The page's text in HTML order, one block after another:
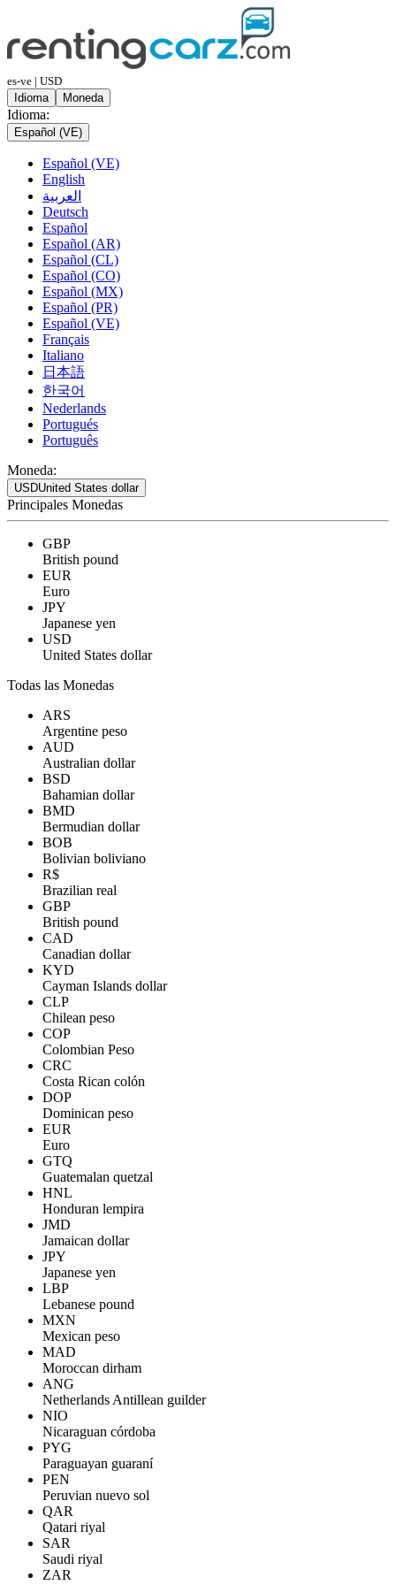
es-ve | USD
Idioma
Moneda
Idioma:
Español (VE)
Español (VE)
English
العربية
Deutsch
Español
Español (AR)
Español (CL)
Español (CO)
Español (MX)
Español (PR)
Español (VE)
Français
Italiano
日本語
한국어
Nederlands
Portugués
Português
Moneda:
USDUnited States dollar
Principales Monedas
GBP
British pound
EUR
Euro
JPY
Japanese yen
USD
United States dollar
Todas las Monedas
ARS
Argentine peso
AUD
Australian dollar
BSD
Bahamian dollar
BMD
Bermudian dollar
BOB
Bolivian boliviano
R$
Brazilian real
GBP
British pound
CAD
Canadian dollar
KYD
Cayman Islands dollar
CLP
Chilean peso
COP
Colombian Peso
CRC
Costa Rican colón
DOP
Dominican peso
EUR
Euro
GTQ
Guatemalan quetzal
HNL
Honduran lempira
JMD
Jamaican dollar
JPY
Japanese yen
LBP
Lebanese pound
MXN
Mexican peso
MAD
Moroccan dirham
ANG
Netherlands Antillean guilder
NIO
Nicaraguan córdoba
PYG
Paraguayan guaraní
PEN
Peruvian nuevo sol
QAR
Qatari riyal
SAR
Saudi riyal
ZAR